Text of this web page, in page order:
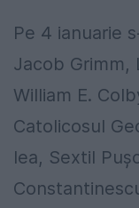
Pe 4 ianuarie
Jacob Grimm,
William E.
Catolicosul
lea, Sextil